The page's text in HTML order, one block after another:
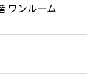
ワンルーム